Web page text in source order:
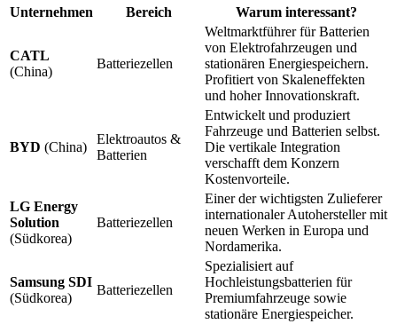
Unternehmen Bereich Warum interessant?
CATL
(China)
Batteriezellen
Weltmarktführer für Batterien
von Elektrofahrzeugen und
stationären Energiespeichern.
Profitiert von Skaleneffekten
und hoher Innovationskraft.
BYD (China)
Elektroautos &
Batterien
Entwickelt und produziert
Fahrzeuge und Batterien selbst.
Die vertikale Integration
verschafft dem Konzern
Kostenvorteile.
LG Energy
Solution
(Südkorea)
Batteriezellen
Einer der wichtigsten Zulieferer
internationaler Autohersteller mit
neuen Werken in Europa und
Nordamerika.
Samsung SDI
(Südkorea)
Batteriezellen
Spezialisiert auf
Hochleistungsbatterien für
Premiumfahrzeuge sowie
stationäre Energiespeicher.